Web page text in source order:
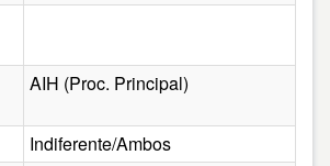
AIH (Proc. Principal)
Indiferente/Ambos